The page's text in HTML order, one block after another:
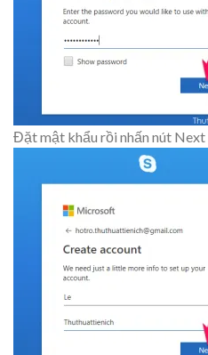
Đặt mật khẩu rồi nhấn nút Next